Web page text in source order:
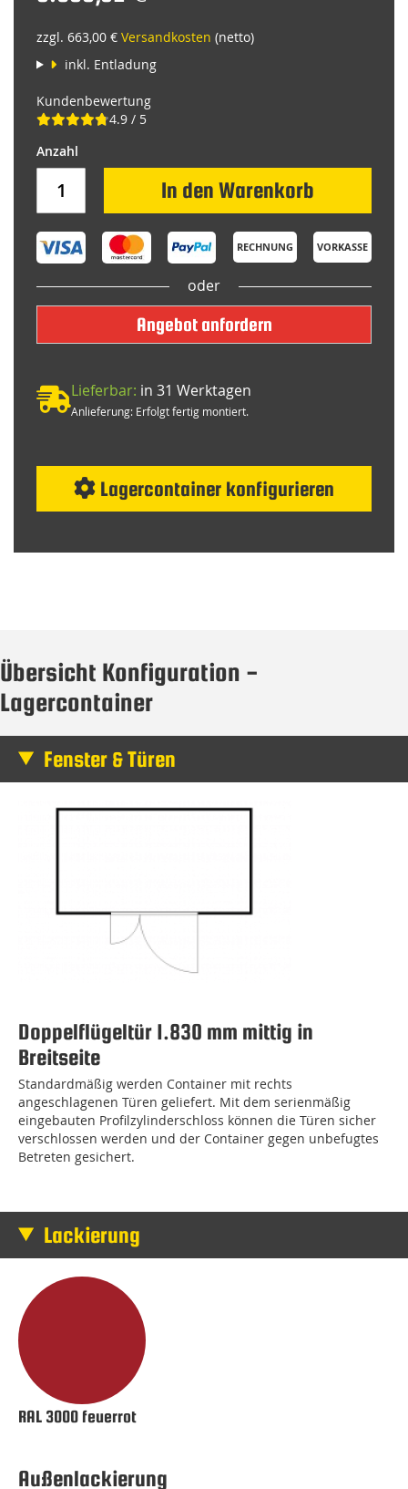
zzgl. 663,00 € Versandkosten (netto)
inkl. Entladung
Kundenbewertung
4.9 / 5
In den Warenkorb
RECHNUNG VORKASSE
oder
Angebot anfordern
Lieferbar: in 31 Werktagen
Anlieferung: Erfolgt fertig montiert.
Lagercontainer konfigurieren
Übersicht Konfiguration -
Lagercontainer
Fenster & Türen
Doppelflügeltür 1.830 mm mittig in
Breitseite
Standardmäßig werden Container mit rechts
angeschlagenen Türen geliefert. Mit dem serienmäßig
eingebauten Profilzylinderschloss können die Türen sicher
verschlossen werden und der Container gegen unbefugtes
Betreten gesichert.
Lackierung
RAL 3000 feuerrot
Außenlackierung